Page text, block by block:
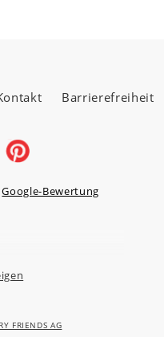
Barrierefreiheit
Google-Bewertung
Bad Homburg v.d.H.
FRIENDS AG